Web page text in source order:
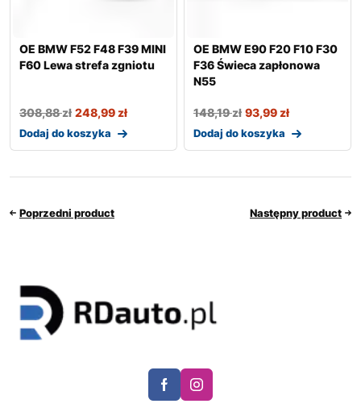
OE BMW F52 F48 F39 MINI
F60 Lewa strefa zgniotu
308,88zł 248,99zł
Dodaj do koszyka
OE BMW E90 F20 F10 F30
F36 Świeca zapłonowa
N55
148,19zł 93,99zł
Dodaj do koszyka
Poprzedni product Następny product